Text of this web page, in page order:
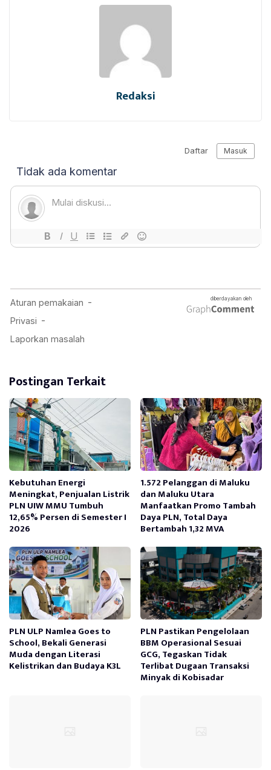
Redaksi
Postingan Terkait
Kebutuhan Energi
Meningkat, Penjualan Listrik
PLN UIW MMU Tumbuh
12,65% Persen di Semester I
2026
1.572 Pelanggan di Maluku
dan Maluku Utara
Manfaatkan Promo Tambah
Daya PLN, Total Daya
Bertambah 1,32 MVA
PLN ULP Namlea Goes to
School, Bekali Generasi
Muda dengan Literasi
Kelistrikan dan Budaya K3L
PLN Pastikan Pengelolaan
BBM Operasional Sesuai
GCG, Tegaskan Tidak
Terlibat Dugaan Transaksi
Minyak di Kobisadar